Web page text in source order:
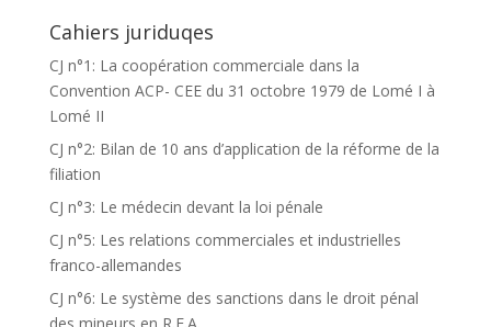
Cahiers juriduqes
CJ n°1: La coopération commerciale dans la
Convention ACP- CEE du 31 octobre 1979 de Lomé I à
Lomé II
CJ n°2: Bilan de 10 ans d’application de la réforme de la
filiation
CJ n°3: Le médecin devant la loi pénale
CJ n°5: Les relations commerciales et industrielles
franco-allemandes
CJ n°6: Le système des sanctions dans le droit pénal